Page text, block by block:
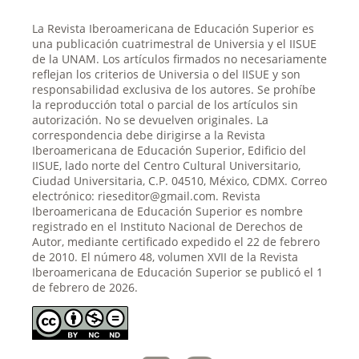
La Revista Iberoamericana de Educación Superior es
una publicación cuatrimestral de Universia y el IISUE
de la UNAM. Los artículos firmados no necesariamente
reflejan los criterios de Universia o del IISUE y son
responsabilidad exclusiva de los autores. Se prohíbe
la reproducción total o parcial de los artículos sin
autorización. No se devuelven originales. La
correspondencia debe dirigirse a la Revista
Iberoamericana de Educación Superior, Edificio del
IISUE, lado norte del Centro Cultural Universitario,
Ciudad Universitaria, C.P. 04510, México, CDMX. Correo
electrónico: rieseditor@gmail.com. Revista
Iberoamericana de Educación Superior es nombre
registrado en el Instituto Nacional de Derechos de
Autor, mediante certificado expedido el 22 de febrero
de 2010. El número 48, volumen XVII de la Revista
Iberoamericana de Educación Superior se publicó el 1
de febrero de 2026.